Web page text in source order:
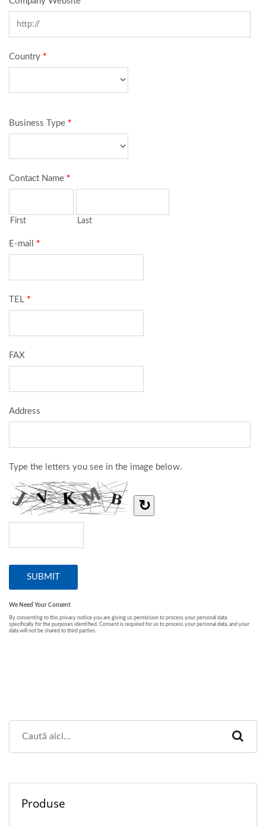
Produse